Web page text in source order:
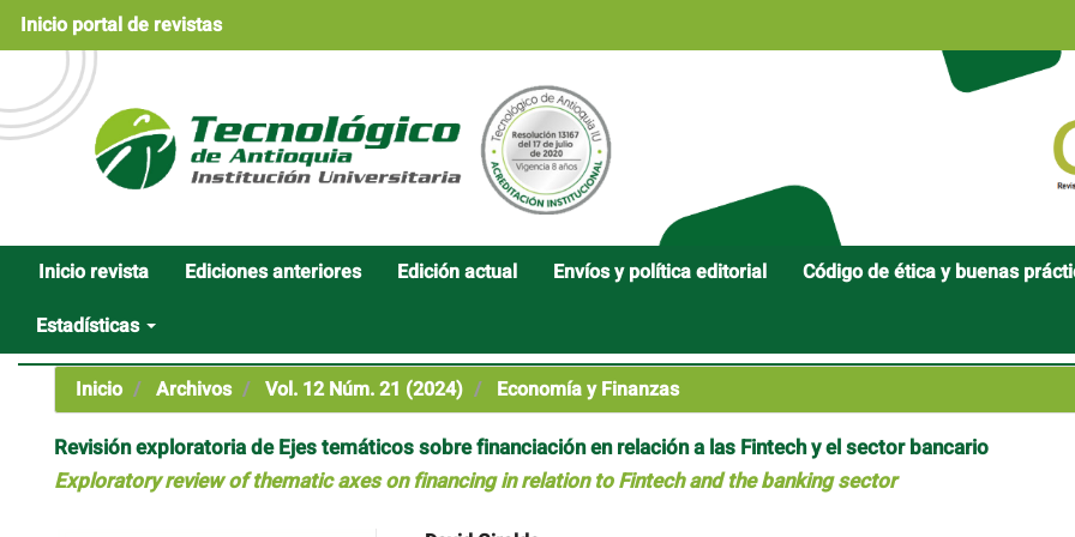
Navegación
principal
Contenido
principal
Barra
lateral
Inicio portal de revistas
Inicio revista Ediciones anteriores Edición actual Envíos y política editorial Código de ética y buenas
Estadísticas
Inicio
Archivos Vol. 12 Núm. 21 (2024) Economía y Finanzas
Revisión exploratoria de Ejes temáticos sobre financiación en relación a las Fintech y el sector bancario
Exploratory review of thematic axes on financing in relation to Fintech and the banking sector